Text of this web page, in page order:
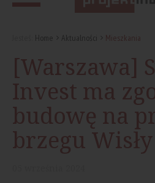
Home Aktualności Mieszkania
[Warszawa]
Invest ma
budowę na
brzegu Wisły